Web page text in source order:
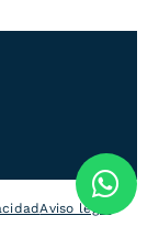
Aviso legal